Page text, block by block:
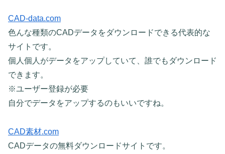
CAD-data.com
色んな種類のCADデータをダウンロードできる代表的な
サイトです。
個人個人がデータをアップしていて、誰でもダウンロード
できます。
※ユーザー登録が必要
自分でデータをアップするのもいいですね。
CAD素材.com
CADデータの無料ダウンロードサイトです。